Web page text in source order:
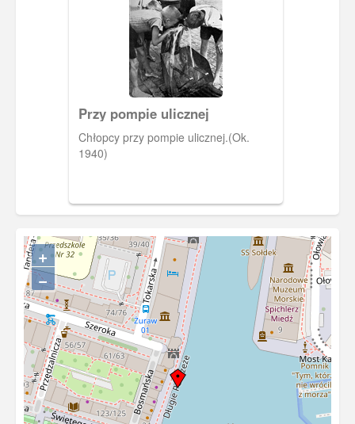
Przy pompie ulicznej
Chłopcy przy pompie ulicznej.(Ok.
1940)
+
−